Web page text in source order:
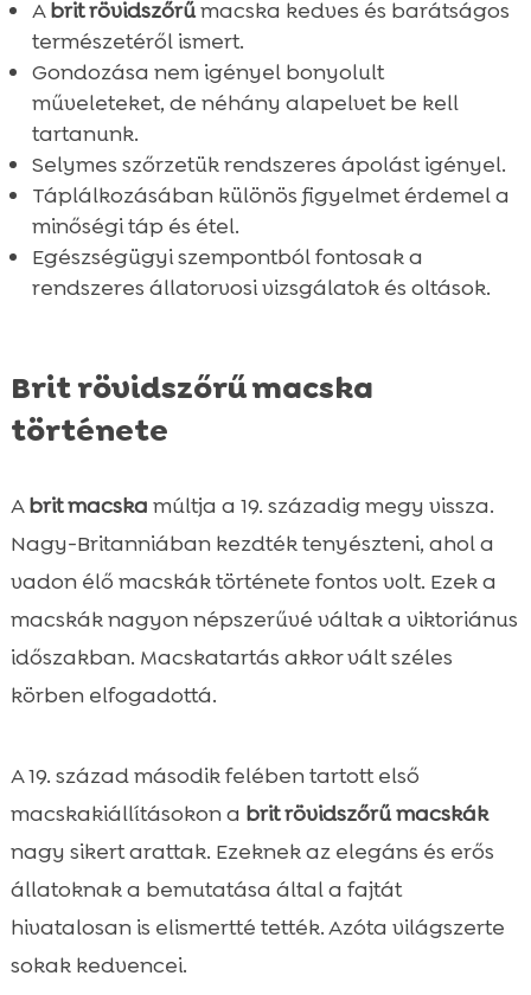
 Utazás macskával
 Fogászati gondozás
 Lakás vs kültéri macskatartás
Brit rövidszőrű macska aktivitási igényei
 Összefoglaló
 FAQ
Abrit rövidszőrűmacska kedves és barátságos
természetéről ismert.
Gondozása nem igényel bonyolult
műveleteket, de néhány alapelvet be kell
tartanunk.
Selymes szőrzetük rendszeres ápolást igényel.
Táplálkozásában különös figyelmet érdemel a
minőségi táp és étel.
Egészségügyi szempontból fontosak a
rendszeres állatorvosi vizsgálatok és oltások.
Brit rövidszőrű macska
története
Abrit macska múltja a 19. századig megy vissza.
Nagy-Britanniában kezdték tenyészteni, ahol a
vadon élő macskák története fontos volt. Ezek a
macskák nagyon népszerűvé váltak a viktoriánus
időszakban. Macskatartás akkor vált széles
körben elfogadottá.
A 19. század második felében tartott első
macskakiállításokon a brit rövidszőrű macskák
nagy sikert arattak. Ezeknek az elegáns és erős
állatoknak a bemutatása által a fajtát
hivatalosan is elismertté tették. Azóta világszerte
sokak kedvencei.